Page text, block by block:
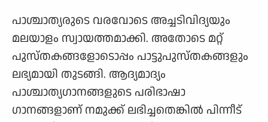
പാശ്ചാത്യരുടെ വരവോടെ അച്ചടിവിദ്യയും
മലയാളം സ്വായത്തമാക്കി. അതോടെ മറ്റ്
പുസ്തകങ്ങളോടൊപ്പം പാട്ടുപുസ്തകങ്ങളും
ലഭ്യമായി തുടങ്ങി. ആദ്യമാദ്യം
പാശ്ചാത്യഗാനങ്ങളുടെ പരിഭാഷാ
ഗാനങ്ങളാണ് നമുക്ക് ലഭിച്ചതെങ്കിൽ പിന്നീട്